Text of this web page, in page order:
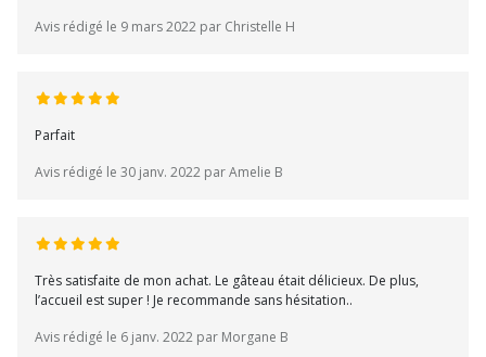
Avis rédigé le 9 mars 2022 par Christelle H
Parfait
Avis rédigé le 30 janv. 2022 par Amelie B
Très satisfaite de mon achat. Le gâteau était délicieux. De plus,
l’accueil est super ! Je recommande sans hésitation..
Avis rédigé le 6 janv. 2022 par Morgane B